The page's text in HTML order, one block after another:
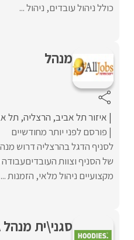
כולל ניהול עובדים, ניהול ...
מנהל
איזור תל אביב הרצליה תל
פורסם לפני יותר מחודשיים
לסניף הדגל בהרצליה דרוש
של הסניף וצוות
מקצועיים ניהול מלאי, הזמנות ...